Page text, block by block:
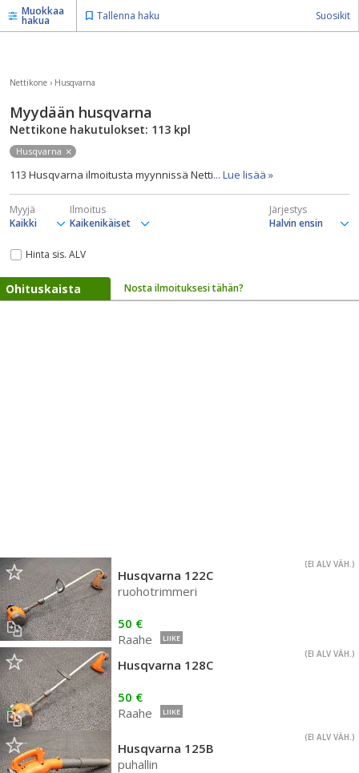
Muokkaa
hakua Tallenna haku Suosikit
Nettikone › Husqvarna
Myydään husqvarna
Nettikone hakutulokset: 113 kpl
Husqvarna
113 Husqvarna ilmoitusta myynnissä Netti... Lue lisää »
Myyjä Ilmoitus Järjestys
Hinta sis. ALV
Ohituskaista Nosta ilmoituksesi tähän?
(EI ALV VÄH.)
Husqvarna 122C
ruohotrimmeri
50 €
Raahe
LIIKE
(EI ALV VÄH.)
Husqvarna 128C
50 €
Raahe
LIIKE
(EI ALV VÄH.)
Husqvarna 125B
puhallin